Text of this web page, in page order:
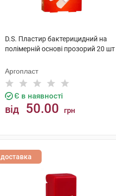
D.S. Пластир бактерицидний на
полімерній основі прозорий 20 шт
Аргопласт
Є в наявності
від 50.00 грн
доставка